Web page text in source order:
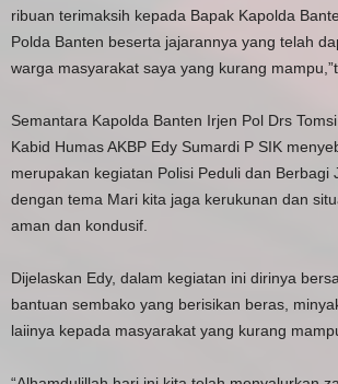
ribuan terimaksih kepada Bapak Kapolda
Polda Banten beserta jajarannya yang telah
warga masyarakat saya yang kurang
Semantara Kapolda Banten Irjen Pol Drs
Kabid Humas AKBP Edy Sumardi P SIK
merupakan kegiatan Polisi Peduli dan Berbagi
dengan tema Mari kita jaga kerukunan dan
aman dan kondusif.
Dijelaskan Edy, dalam kegiatan ini dirinya
bantuan sembako yang berisikan beras,
laiinya kepada masyarakat yang kurang